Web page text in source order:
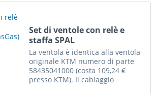
Set di ventole con relè e
staffa SPAL
(KTM/Husqvarna/GasGas)
La ventola è identica alla ventola
originale KTM numero di parte
58435041000 (costa 109,24 €
presso KTM). Il cablaggio